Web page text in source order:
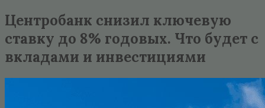
Центробанк снизил ключевую
ставку до 8% годовых. Что будет с
вкладами и инвестициями